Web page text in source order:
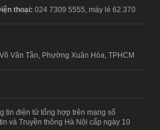
thoại: 024 7309 5555, máy lẻ 62.370
Văn Tần, Phường Xuân Hòa, TPHCM
tin điện tử tổng hợp trên mạng số
và Truyền thông Hà Nội cấp ngày 10